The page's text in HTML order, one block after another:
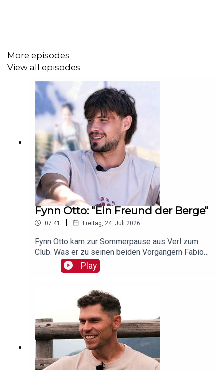
More episodes
View all episodes
Fynn Otto: "Ein Freund der Berge"
07:41 | Freitag, 24. Juli 2026
Fynn Otto kam zur Sommerpause aus Verl zum
Club. Was er zu seinen beiden Vorgängern Fabio
Gruber sowie Tom Baack zu sagen hat und wie es
ihm in seinen ersten Wochen beim 1. FC Nürnberg
Play